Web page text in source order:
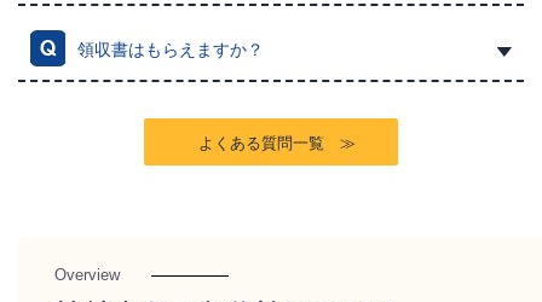
領収書はもらえますか？
よくある質問一覧 ≫
Overview